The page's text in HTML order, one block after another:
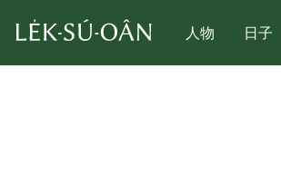
人物 日子